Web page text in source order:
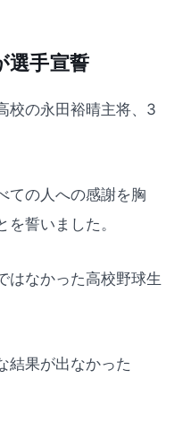
選手宣誓
校の永田裕晴主将、3
ての人への感謝を胸
誓いました。
はなかった高校野球生
結果が出なかった